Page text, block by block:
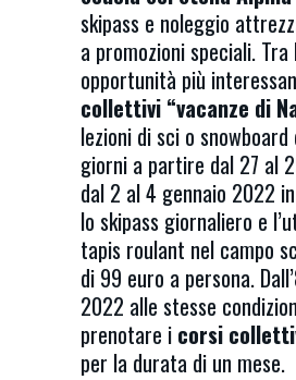
skipass e noleggio
a promozioni speciali. Tra
opportunità più
collettivi “vacanze di
lezioni di sci o
giorni a partire dal 27 al
dal 2 al 4 gennaio 2022
lo skipass giornaliero e
tapis roulant nel campo
di 99 euro a persona.
2022 alle stesse
prenotare i corsi
per la durata di un mese.